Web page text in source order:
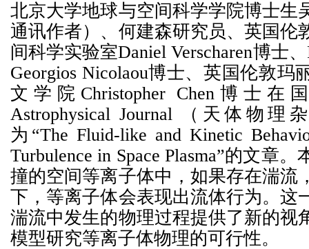
北京大学地球与空间科学学院博士生
通讯作者）、何建森研究员、英国伦
间科学实验室Daniel Verscharen博士
Georgios Nicolaou博士、英国伦敦玛
文学院Christopher Chen博士在
Astrophysical Journal （天体物
为“The Fluid-like and Kinetic
Turbulence in Space Plasma”的文章
撞的空间等离子体中，如果存在湍流
下，等离子体会表现出流体行为。这
湍流中发生的物理过程提供了新的视
模型研究等离子体物理的可行性。